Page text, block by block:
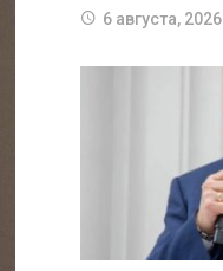
6 августа, 2026